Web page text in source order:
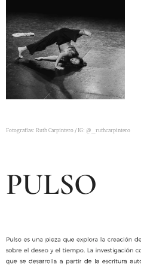
Fotografías: Ruth Carpintero / IG: @_ruthcarpintero
PULSO